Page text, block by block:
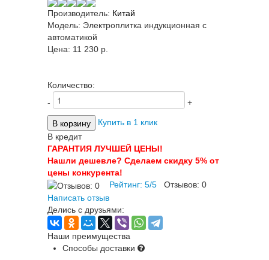
Производитель: Китай
Модель: Электроплитка индукционная с
автоматикой
Цена: 11 230 p.
Количество:
-
+
Купить в 1 клик
В кредит
ГАРАНТИЯ ЛУЧШЕЙ ЦЕНЫ!
Нашли дешевле? Сделаем скидку 5% от
цены конкурента!
Рейтинг: 5/5 Отзывов: 0
Написать отзыв
Делись с друзьями:
Наши преимущества
Способы доставки